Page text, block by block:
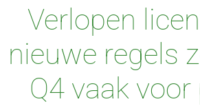
Verlopen
nieuwe regels
Q4 vaak voor